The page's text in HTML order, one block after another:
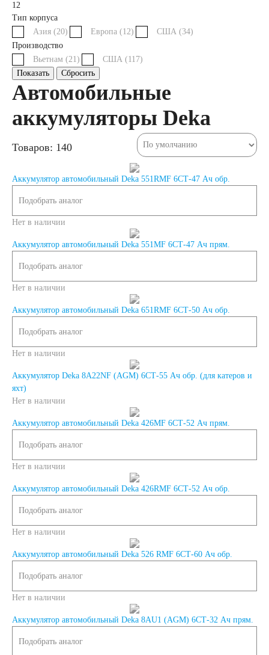
105 А/ч
106 А/ч
132 А/ч
145 А/ч
172 А/ч
185 А/ч
192 А/ч
210 А/ч
225 А/ч
235 А/ч
12
Тип корпуса
Азия (20) Европа (12) США (34)
Производство
Вьетнам (21) США (117)
Показать
Сбросить
Автомобильные
аккумуляторы Deka
Товаров: 140
Аккумулятор автомобильный Deka 551RMF 6СТ-47 Ач обр.
Подобрать аналог
Нет в наличии
Аккумулятор автомобильный Deka 551MF 6СТ-47 Ач прям.
Подобрать аналог
Нет в наличии
Аккумулятор автомобильный Deka 651RMF 6СТ-50 Ач обр.
Подобрать аналог
Нет в наличии
Аккумулятор Deka 8A22NF (AGM) 6СТ-55 Ач обр. (для катеров и
яхт)
Нет в наличии
Аккумулятор автомобильный Deka 426MF 6СТ-52 Ач прям.
Подобрать аналог
Нет в наличии
Аккумулятор автомобильный Deka 426RMF 6СТ-52 Ач обр.
Подобрать аналог
Нет в наличии
Аккумулятор автомобильный Deka 526 RMF 6СТ-60 Ач обр.
Подобрать аналог
Нет в наличии
Аккумулятор автомобильный Deka 8AU1 (AGM) 6СТ-32 Ач прям.
Подобрать аналог